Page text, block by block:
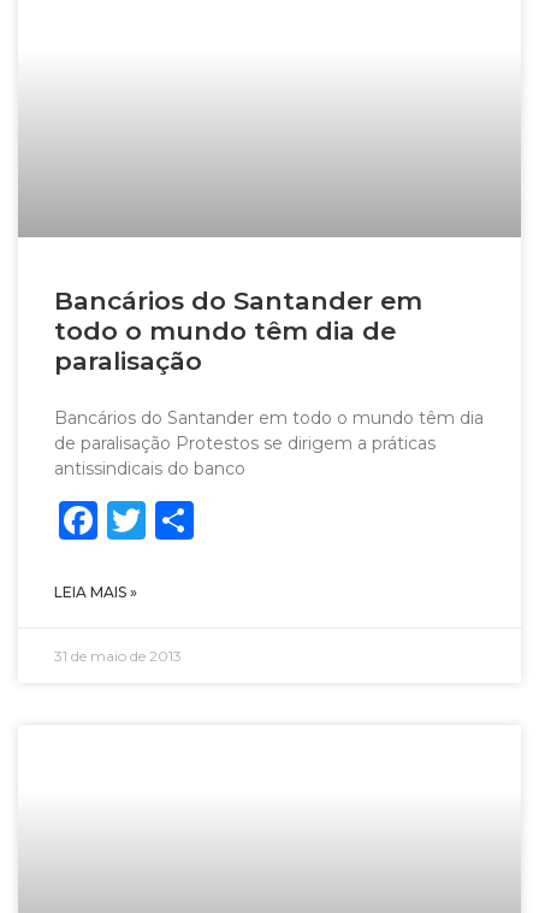
Bancários do Santander em
todo o mundo têm dia de
paralisação
Bancários do Santander em todo o mundo têm dia
de paralisação Protestos se dirigem a práticas
antissindicais do banco
Facebook
Twitter
LEIA MAIS »
31 de maio de 2013